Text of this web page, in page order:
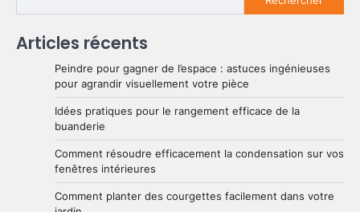
Articles récents
Peindre pour gagner de l’espace : astuces ingénieuses
pour agrandir visuellement votre pièce
Idées pratiques pour le rangement efficace de la
buanderie
Comment résoudre efficacement la condensation sur vos
fenêtres intérieures
Comment planter des courgettes facilement dans votre